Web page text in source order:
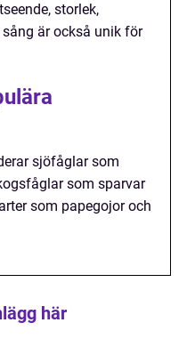
storlek,
är också unik för
sjöfåglar som
som sparvar
som papegojor och
här